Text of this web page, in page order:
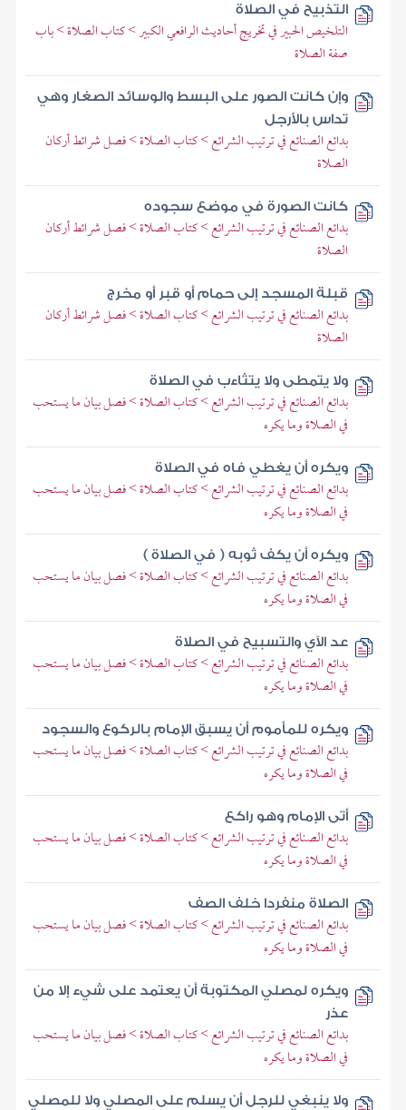
التذبيح في الصلاة
التلخيص الحبير في تخريج أحاديث الرافعي الكبير > كتاب الصلاة > باب
صفة الصلاة
وإن كانت الصور على البسط والوسائد الصغار وهي
تداس بالأرجل
بدائع الصنائع في ترتيب الشرائع > كتاب الصلاة > فصل شرائط أركان
الصلاة
كانت الصورة في موضع سجوده
بدائع الصنائع في ترتيب الشرائع > كتاب الصلاة > فصل شرائط أركان
الصلاة
قبلة المسجد إلى حمام أو قبر أو مخرج
بدائع الصنائع في ترتيب الشرائع > كتاب الصلاة > فصل شرائط أركان
الصلاة
ولا يتمطى ولا يتثاءب في الصلاة
بدائع الصنائع في ترتيب الشرائع > كتاب الصلاة > فصل بيان ما يستحب
في الصلاة وما يكره
ويكره أن يغطي فاه في الصلاة
بدائع الصنائع في ترتيب الشرائع > كتاب الصلاة > فصل بيان ما يستحب
في الصلاة وما يكره
ويكره أن يكف ثوبه ( في الصلاة )
بدائع الصنائع في ترتيب الشرائع > كتاب الصلاة > فصل بيان ما يستحب
في الصلاة وما يكره
عد الآي والتسبيح في الصلاة
بدائع الصنائع في ترتيب الشرائع > كتاب الصلاة > فصل بيان ما يستحب
في الصلاة وما يكره
ويكره للمأموم أن يسبق الإمام بالركوع والسجود
بدائع الصنائع في ترتيب الشرائع > كتاب الصلاة > فصل بيان ما يستحب
في الصلاة وما يكره
أتى الإمام وهو راكع
بدائع الصنائع في ترتيب الشرائع > كتاب الصلاة > فصل بيان ما يستحب
في الصلاة وما يكره
الصلاة منفردا خلف الصف
بدائع الصنائع في ترتيب الشرائع > كتاب الصلاة > فصل بيان ما يستحب
في الصلاة وما يكره
ويكره لمصلي المكتوبة أن يعتمد على شيء إلا من
عذر
بدائع الصنائع في ترتيب الشرائع > كتاب الصلاة > فصل بيان ما يستحب
في الصلاة وما يكره
ولا ينبغي للرجل أن يسلم على المصلي ولا للمصلي